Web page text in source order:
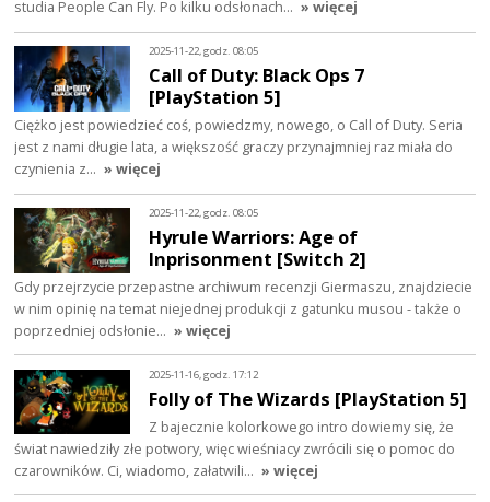
studia People Can Fly. Po kilku odsłonach… » więcej
2025-11-22, godz. 08:05
Call of Duty: Black Ops 7
[PlayStation 5]
Ciężko jest powiedzieć coś, powiedzmy, nowego, o Call of Duty. Seria
jest z nami długie lata, a większość graczy przynajmniej raz miała do
czynienia z… » więcej
2025-11-22, godz. 08:05
Hyrule Warriors: Age of
Inprisonment [Switch 2]
Gdy przejrzycie przepastne archiwum recenzji Giermaszu, znajdziecie
w nim opinię na temat niejednej produkcji z gatunku musou - także o
poprzedniej odsłonie… » więcej
2025-11-16, godz. 17:12
Folly of The Wizards [PlayStation 5]
Z bajecznie kolorkowego intro dowiemy się, że
świat nawiedziły złe potwory, więc wieśniacy zwrócili się o pomoc do
czarowników. Ci, wiadomo, załatwili… » więcej